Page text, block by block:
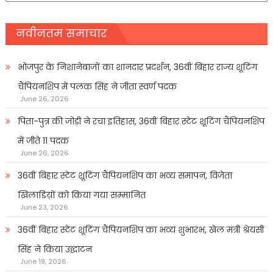
नवीनतम समाचार
भोजपुर के निशानेबाजों का शानदार प्रदर्शन, 36वीं बिहार राज्य शूटिंग
चैंपियनशिप में पलक सिंह ने जीता स्वर्ण पदक
June 26, 2026
पिता-पुत्र की जोड़ी ने रचा इतिहास, 36वीं बिहार स्टेट शूटिंग चैंपियनशिप
में जीते 11 पदक
June 26, 2026
36वीं बिहार स्टेट शूटिंग चैंपियनशिप का भव्य समापन, विजेता
खिलाडिय़ों को किया गया सम्मानित
June 23, 2026
36वीं बिहार स्टेट शूटिंग चैंपियनशिप का भव्य शुभारंभ, खेल मंत्री श्रेयसी
सिंह ने किया उद्घाटन
June 19, 2026